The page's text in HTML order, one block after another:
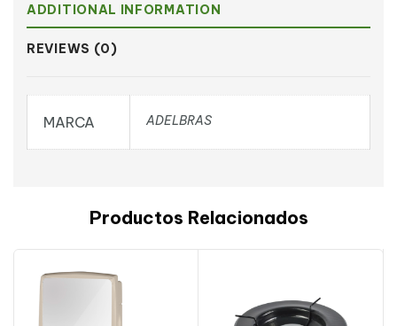
ADDITIONAL INFORMATION
REVIEWS (0)
MARCA ADELBRAS
Productos Relacionados